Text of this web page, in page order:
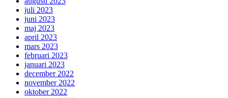
juli 2023
juni 2023
maj 2023
april 2023
mars 2023
februari 2023
januari 2023
december 2022
november 2022
oktober 2022